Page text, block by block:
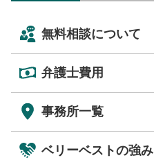
無料相談について
弁護士費用
事務所一覧
ベリーベストの強み